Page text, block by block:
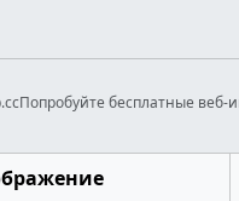
Попробуйте бесплатные веб-